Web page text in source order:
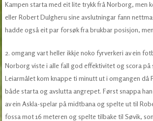
Kampen starta med eit lite trykk frå Norborg, men
eller Robert Dulgheru sine avslutningar fann
hadde også eit par forsøk fra brukbar posisjon,
2. omgang vart heller ikkje noko fyrverkeri av ein
Norborg viste i alle fall god effektivitet og scora på
Leiarmålet kom knappe ti minutt ut i omgangen då
både starta og avslutta angrepet. Først snappa
av ein Askla-spelar på midtbana og spelte ut til
fossa mot 16 meteren og spelte tilbake til Søvik,